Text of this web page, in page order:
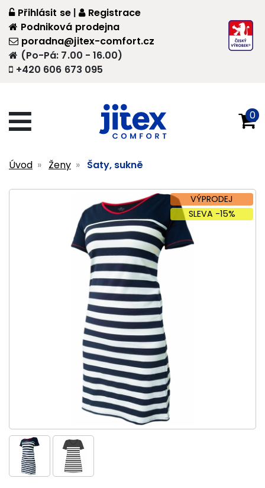
+420 606 673 095
(Po-Pá: 7.00 - 16.00)
poradna@jitex-comfort.cz
Přihlásit se |
Registrace
Podniková prodejna
0
Úvod Ženy Šaty, sukně
VÝPRODEJ
SLEVA -15%